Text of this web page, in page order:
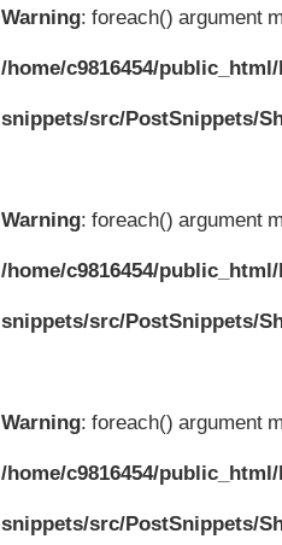
Warning: foreach() argument
/home/c9816454/
snippets/src/PostSnippets/
Warning: foreach() argument
/home/c9816454/
snippets/src/PostSnippets/
Warning: foreach() argument
/home/c9816454/
snippets/src/PostSnippets/